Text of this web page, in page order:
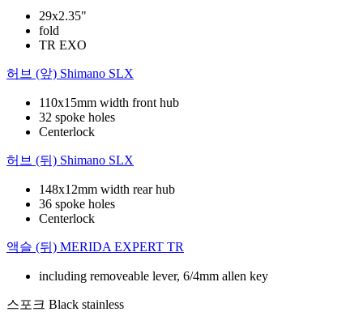
29x2.35"
fold
TR EXO
허브 (앞) Shimano SLX
110x15mm width front hub
32 spoke holes
Centerlock
허브 (뒤) Shimano SLX
148x12mm width rear hub
36 spoke holes
Centerlock
액슬 (뒤) MERIDA EXPERT TR
including removeable lever, 6/4mm allen key
스포크 Black stainless